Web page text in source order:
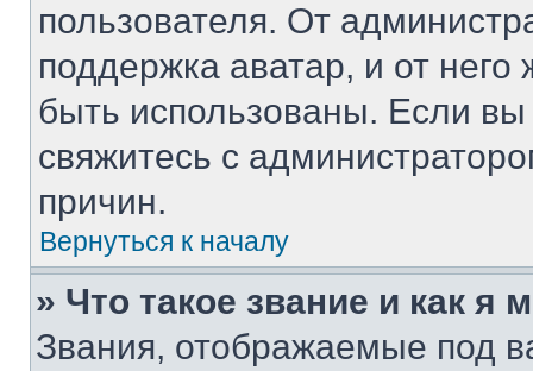
пользователя. От
поддержка аватар, и от него
быть использованы. Если
свяжитесь с
причин.
Вернуться к началу
» Что такое звание и как я
Звания, отображаемые под